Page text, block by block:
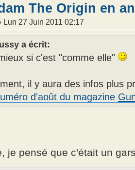
The Origin en
Lun 27 Juin 2011 02:17
a écrit:
si c'est "comme elle"
il y aura des infos plus
d'août du magazine
je pensé que c'était un